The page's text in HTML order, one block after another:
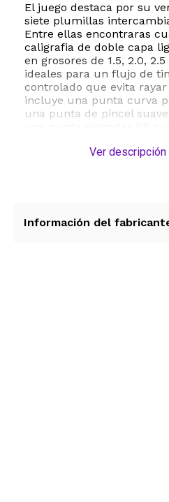
El juego destaca por su
siete plumillas
Entre ellas encontraras
caligrafia de doble capa
en grosores de 1.5, 2.0,
ideales para un flujo de
controlado que evita
incluye una punta curva
una punta de pincel
experiencia comoda tanto
seleccion de 10 colores
Ver
Información del